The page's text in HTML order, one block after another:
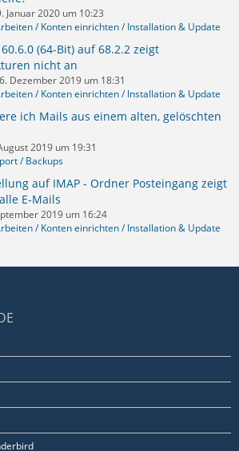
Januar 2020 um 10:23
/ Konten einrichten / Installation & Update
(64-Bit) auf 68.2.2 zeigt
nicht an
Dezember 2019 um 18:31
/ Konten einrichten / Installation & Update
ich Mails aus einem alten, gelöschten
2019 um 19:31
/ Backups
auf IMAP - Ordner Posteingang zeigt
E-Mails
2019 um 16:24
/ Konten einrichten / Installation & Update